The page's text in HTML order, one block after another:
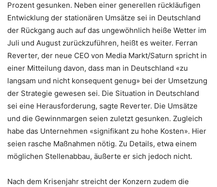
Prozent gesunken. Neben einer generellen rückläufigen
Entwicklung der stationären Umsätze sei in Deutschland
der Rückgang auch auf das ungewöhnlich heiße Wetter im
Juli und August zurückzuführen, heißt es weiter. Ferran
Reverter, der neue CEO von Media Markt/Saturn spricht in
einer Mitteilung davon, dass man in Deutschland «zu
langsam und nicht konsequent genug» bei der Umsetzung
der Strategie gewesen sei. Die Situation in Deutschland
sei eine Herausforderung, sagte Reverter. Die Umsätze
und die Gewinnmargen seien zuletzt gesunken. Zugleich
habe das Unternehmen «signifikant zu hohe Kosten». Hier
seien rasche Maßnahmen nötig. Zu Details, etwa einem
möglichen Stellenabbau, äußerte er sich jedoch nicht.
Nach dem Krisenjahr streicht der Konzern zudem die